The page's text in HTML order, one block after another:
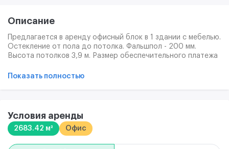
Описание
Предлагается в аренду офисный блок в 1 здании с мебелью.
Остекление от пола до потолка. Фальшпол - 200 мм.
Высота потолков 3,9 м. Размер обеспечительного платежа
коммерческие условия обсуждаются индивидуально в
первоначально ориентироваться. Они не являются
окончательными
Показать полностью
Условия аренды
2683.42 м² Офис